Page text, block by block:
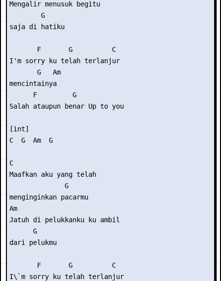
Mengalir menusuk begitu
        G
saja di hatiku
       F       G          C
I'm sorry ku telah terlanjur
       G   Am
mencintainya
      F         G
Salah ataupun benar Up to you
[int]
C  G  Am  G
C
Maafkan aku yang telah
              G
menginginkan pacarmu
Am
Jatuh di pelukkanku ku ambil
      G
dari pelukmu
       F       G          C
I\`m sorry ku telah terlanjur